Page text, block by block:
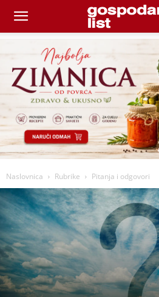
Naslovnica Rubrike Pitanja i odgovori